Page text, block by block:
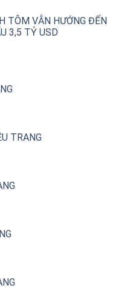
TÔM VẪN HƯỚNG ĐẾN
3,5 TỶ USD
TRANG